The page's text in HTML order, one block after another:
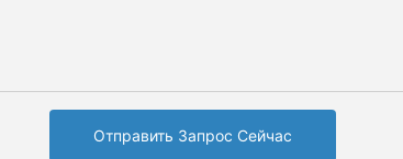
Отправить Запрос Сейчас